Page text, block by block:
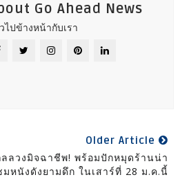
Go Ahead News
ไปข้างหน้ากับเรา
Older Article
ลวงมิจฉาชีพ! พร้อมปักหมุดร้านน่า
หนังดังยามดึก ในเสาร์ที่ 28 ม.ค.นี้